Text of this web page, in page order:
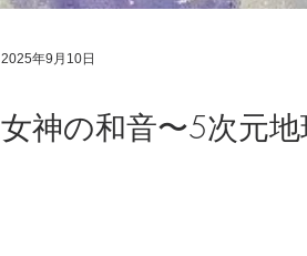
女神の和音〜5次元
2025年9月10日